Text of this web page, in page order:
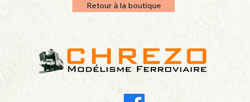
Retour à la boutique